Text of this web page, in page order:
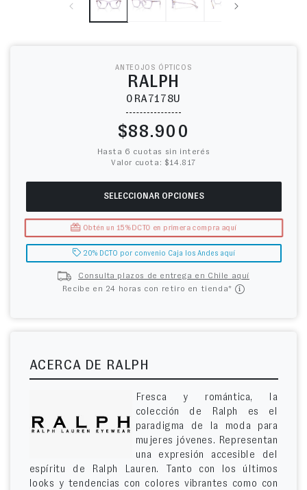
ANTEOJOS ÓPTICOS
RALPH
0RA7178U
Precio habitual
$88.900
Hasta 6 cuotas sin interés
Valor cuota: $14.817
SELECCIONAR OPCIONES
Obtén un 15% DCTO en primera compra aquí
20% DCTO por convenio Caja los Andes aquí
Consulta plazos de entrega en Chile aquí
Recibe en 24 horas con retiro en tienda*
ACERCA DE RALPH
Fresca y romántica, la
colección de Ralph es el
paradigma de la moda para
mujeres jóvenes. Representan
una expresión accesible del
espíritu de Ralph Lauren. Tanto con los últimos
looks y tendencias con colores vibrantes como con